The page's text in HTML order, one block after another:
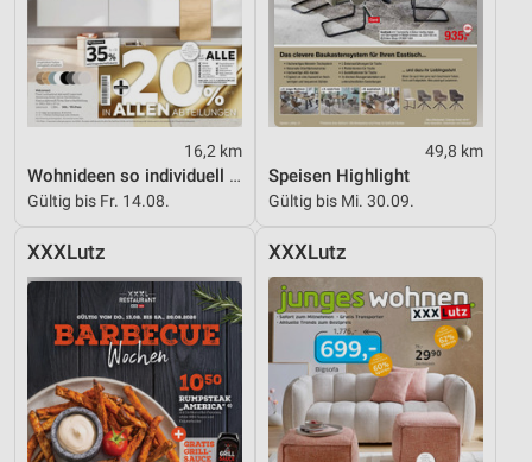
16,2 km
Wohnideen so individuell wie du!
Gültig bis Fr. 14.08.
49,8 km
Speisen Highlight
Gültig bis Mi. 30.09.
XXXLutz XXXLutz